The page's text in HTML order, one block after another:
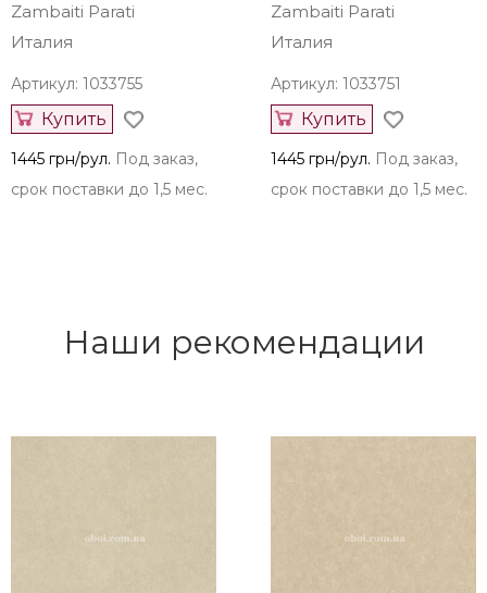
Zambaiti Parati
Италия
Артикул: 1033755
Купить
1445 грн/рул. Под заказ,
срок поставки до 1,5 мес.
Zambaiti Parati
Италия
Артикул: 1033751
Купить
1445 грн/рул. Под заказ,
срок поставки до 1,5 мес.
Наши рекомендации